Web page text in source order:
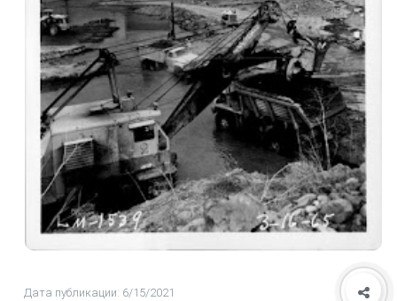
Дата публикации: 6/15/2021